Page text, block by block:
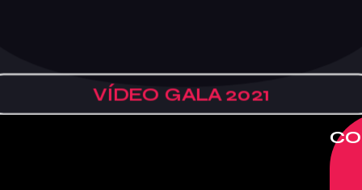
VÍDEO GALA 2021